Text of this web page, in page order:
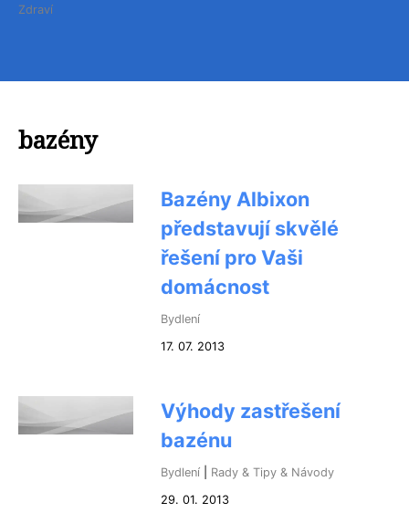
Zdraví
bazény
Bazény Albixon
představují skvělé
řešení pro Vaši
domácnost
Bydlení
17. 07. 2013
Výhody zastřešení
bazénu
Bydlení
Rady & Tipy & Návody
29. 01. 2013